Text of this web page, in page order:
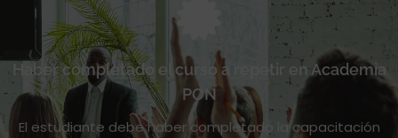
Haber completado el curso a repetir en Academia
PON
El estudiante debe haber completado la capacitación